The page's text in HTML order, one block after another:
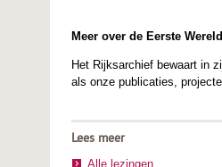
Meer over de Eerste
Het Rijksarchief bewaart in
als onze publicaties,
Lees meer
Alle lezingen